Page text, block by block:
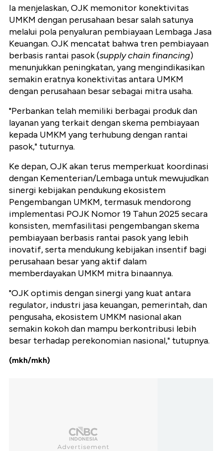
Ia menjelaskan, OJK memonitor konektivitas
UMKM dengan perusahaan besar salah satunya
melalui pola penyaluran pembiayaan Lembaga Jasa
Keuangan. OJK mencatat bahwa tren pembiayaan
berbasis rantai pasok (supply chain financing)
menunjukkan peningkatan, yang mengindikasikan
semakin eratnya konektivitas antara UMKM
dengan perusahaan besar sebagai mitra usaha.
"Perbankan telah memiliki berbagai produk dan
layanan yang terkait dengan skema pembiayaan
kepada UMKM yang terhubung dengan rantai
pasok," tuturnya.
Ke depan, OJK akan terus memperkuat koordinasi
dengan Kementerian/Lembaga untuk mewujudkan
sinergi kebijakan pendukung ekosistem
Pengembangan UMKM, termasuk mendorong
implementasi POJK Nomor 19 Tahun 2025 secara
konsisten, memfasilitasi pengembangan skema
pembiayaan berbasis rantai pasok yang lebih
inovatif, serta mendukung kebijakan insentif bagi
perusahaan besar yang aktif dalam
memberdayakan UMKM mitra binaannya.
"OJK optimis dengan sinergi yang kuat antara
regulator, industri jasa keuangan, pemerintah, dan
pengusaha, ekosistem UMKM nasional akan
semakin kokoh dan mampu berkontribusi lebih
besar terhadap perekonomian nasional," tutupnya.
(mkh/mkh)